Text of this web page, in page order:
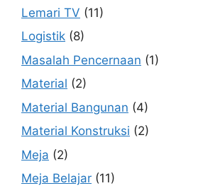
Lemari TV (11)
Logistik (8)
Masalah Pencernaan (1)
Material (2)
Material Bangunan (4)
Material Konstruksi (2)
Meja (2)
Meja Belajar (11)